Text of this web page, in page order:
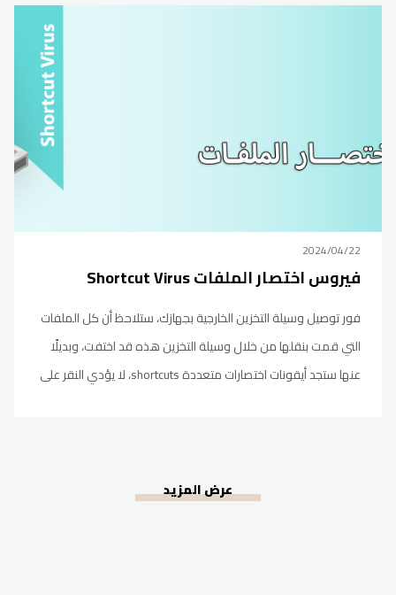
2024/04/22
فيروس اختصار الملفات Shortcut Virus
فور توصيل وسيلة التخزين الخارجية بجهازك، ستلاحظ أن كل الملفات
التي قمت بنقلها من خلال وسيلة التخزين هذه قد اختفت، وبديلًا
عنها ستجد أيقونات اختصارات متعددة shortcuts، لا يؤدي النقر على
عرض المزيد